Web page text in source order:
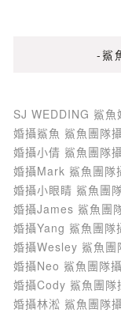
-鯊
SJ WEDDING 鯊魚
婚攝鯊魚 鯊魚團隊
婚攝小倩 鯊魚團隊
婚攝Mark 鯊魚團隊
婚攝小眼睛 鯊魚團
婚攝James 鯊魚團
婚攝Yang 鯊魚團隊
婚攝Wesley 鯊魚團
婚攝Neo 鯊魚團隊
婚攝Cody 鯊魚團隊
婚攝林淞 鯊魚團隊